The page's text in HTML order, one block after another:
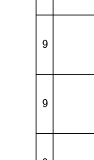
9
9